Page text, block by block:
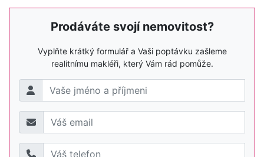
Prodáváte svojí nemovitost?
Vyplňte krátký formulář a Vaši poptávku zašleme
realitnímu makléři, který Vám rád pomůže.